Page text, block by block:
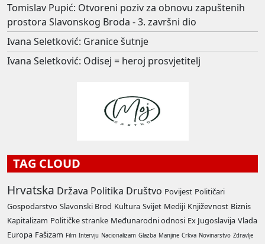
Tomislav Pupić: Otvoreni poziv za obnovu zapuštenih
prostora Slavonskog Broda - 3. završni dio
Ivana Seletković: Granice šutnje
Ivana Seletković: Odisej = heroj prosvjetitelj
TAG CLOUD
Hrvatska Država Politika Društvo Povijest Političari
Gospodarstvo Slavonski Brod Kultura Svijet Mediji Književnost Biznis
Kapitalizam Političke stranke Međunarodni odnosi Ex Jugoslavija Vlada
Europa Fašizam Film Intervju Nacionalizam Glazba Manjine Crkva Novinarstvo Zdravlje